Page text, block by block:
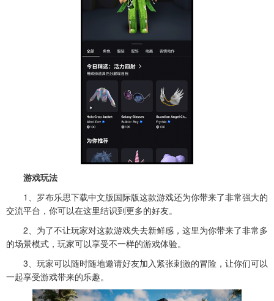
游戏玩法
1、罗布乐思下载中文版国际版这款游戏还为你带来了非常强大的
交流平台，你可以在这里结识到更多的好友。
2、为了不让玩家对这款游戏失去新鲜感，这里为你带来了非常多
的场景模式，玩家可以享受不一样的游戏体验。
3、玩家可以随时随地邀请好友加入紧张刺激的冒险，让你们可以
一起享受游戏带来的乐趣。